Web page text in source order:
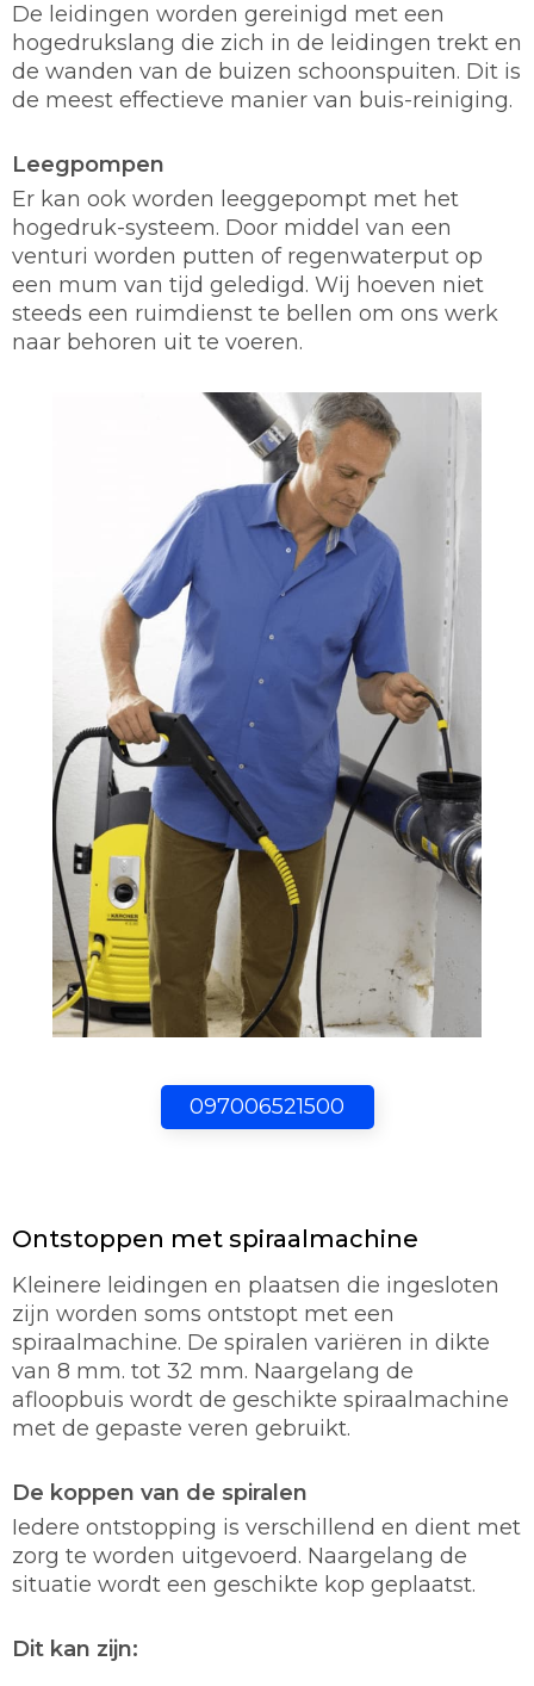
097006521500
De leidingen worden gereinigd met een
hogedrukslang die zich in de leidingen trekt en
de wanden van de buizen schoonspuiten. Dit is
de meest effectieve manier van buis-reiniging.
Leegpompen
Er kan ook worden leeggepompt met het
hogedruk-systeem. Door middel van een
venturi worden putten of regenwaterput op
een mum van tijd geledigd. Wij hoeven niet
steeds een ruimdienst te bellen om ons werk
naar behoren uit te voeren.
Ontstoppen met spiraalmachine
Kleinere leidingen en plaatsen die ingesloten
zijn worden soms ontstopt met een
spiraalmachine. De spiralen variëren in dikte
van 8 mm. tot 32 mm. Naargelang de
afloopbuis wordt de geschikte spiraalmachine
met de gepaste veren gebruikt.
De koppen van de spiralen
Iedere ontstopping is verschillend en dient met
zorg te worden uitgevoerd. Naargelang de
situatie wordt een geschikte kop geplaatst.
Dit kan zijn: